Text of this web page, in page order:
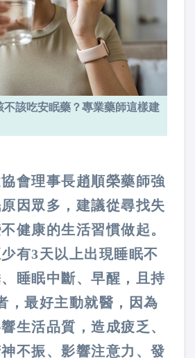
不該吃安眠藥？專業藥師這樣建
會理事長趙順榮藥師強
因眾多，建議從尋找失
健康的生活習慣做起。
有3天以上出現睡眠不
睡眠中斷、早醒，且持
，最好主動就醫，因為
生活品質，造成疲乏、
不振、影響注意力、發